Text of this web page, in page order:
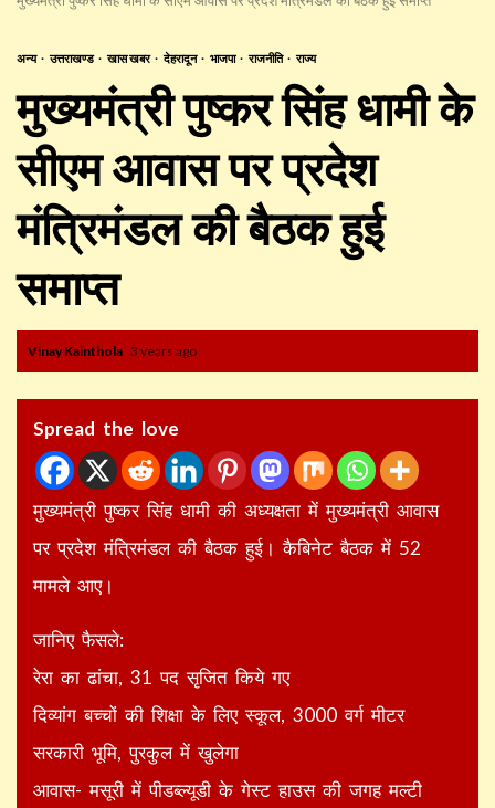
अन्य उत्तराखण्ड खास खबर देहरादून भाजपा राजनीति राज्य
मुख्यमंत्री पुष्कर सिंह धामी के
सीएम आवास पर प्रदेश
मंत्रिमंडल की बैठक हुई
समाप्त
Vinay Kainthola 3 years ago
Spread the love
मुख्यमंत्री पुष्कर सिंह धामी की अध्यक्षता में मुख्यमंत्री आवास
पर प्रदेश मंत्रिमंडल की बैठक हुई। कैबिनेट बैठक में 52
मामले आए।
जानिए फैसले:
रेरा का ढांचा, 31 पद सृजित किये गए
दिव्यांग बच्चों की शिक्षा के लिए स्कूल, 3000 वर्ग मीटर
सरकारी भूमि, पुरकुल में खुलेगा
आवास- मसूरी में पीडब्ल्यूडी के गेस्ट हाउस की जगह मल्टी